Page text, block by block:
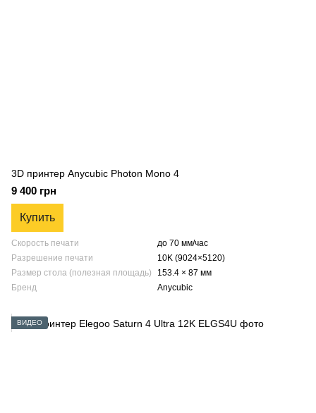
3D принтер Anycubic Photon Mono 4
9 400 грн
Купить
Скорость печати
до 70 мм/час
Разрешение печати
10K (9024×5120)
Размер стола (полезная площадь)
153.4 × 87 мм
Бренд
Anycubic
ВИДЕО